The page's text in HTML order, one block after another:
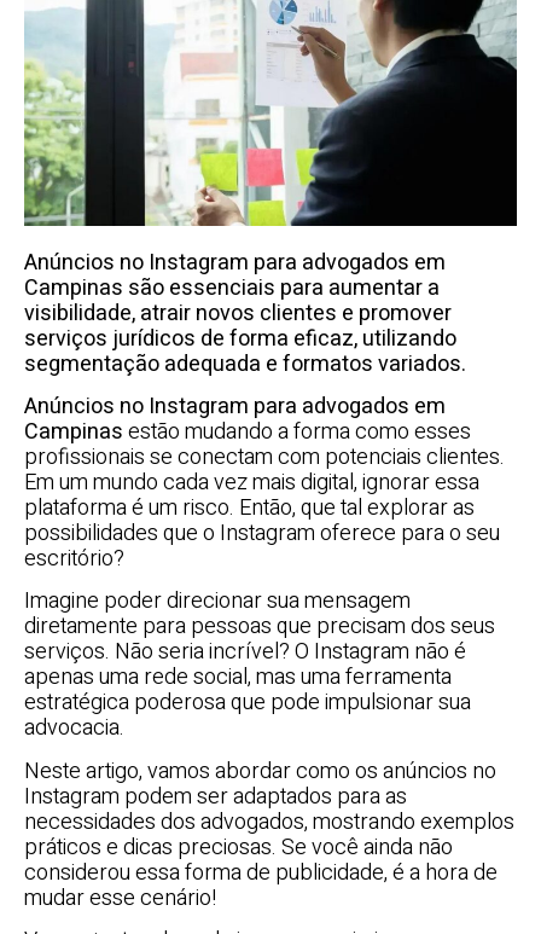
Anúncios no Instagram para advogados em
Campinas são essenciais para aumentar a
visibilidade, atrair novos clientes e promover
serviços jurídicos de forma eficaz, utilizando
segmentação adequada e formatos variados.
Anúncios no Instagram para advogados em
Campinasestão mudando a forma como esses
profissionais se conectam com potenciais clientes.
Em um mundo cada vez mais digital, ignorar essa
plataforma é um risco. Então, que tal explorar as
possibilidades que o Instagram oferece para o seu
escritório?
Imagine poder direcionar sua mensagem
diretamente para pessoas que precisam dos seus
serviços. Não seria incrível? O Instagram não é
apenas uma rede social, mas uma ferramenta
estratégica poderosa que pode impulsionar sua
advocacia.
Neste artigo, vamos abordar como os anúncios no
Instagram podem ser adaptados para as
necessidades dos advogados, mostrando exemplos
práticos e dicas preciosas. Se você ainda não
considerou essa forma de publicidade, é a hora de
mudar esse cenário!